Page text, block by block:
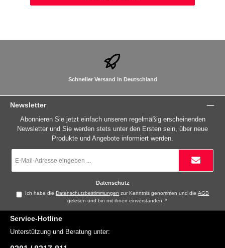
Schneller Versand in Deutschland
Newsletter
Abonnieren Sie jetzt einfach unseren regelmäßig erscheinenden
Newsletter und Sie werden stets unter den Ersten sein, über neue
Produkte und Angebote informiert werden.
Mail-
Adresse
Datenschutz
Ich habe dieDatenschutzbestimmungen zur Kenntnis genommen und dieAGB
gelesen und bin mit ihnen einverstanden.*
Service-Hotline
Unterstützung und Beratung unter: